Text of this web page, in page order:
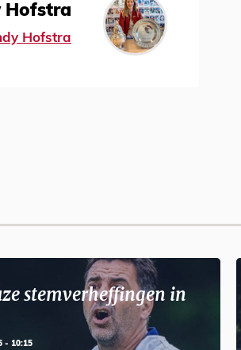
Hofstra
Hofstra
stemverheffingen in
- 10:15